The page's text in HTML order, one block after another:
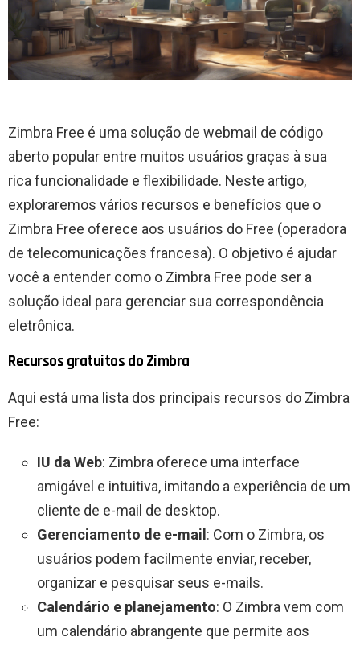
Zimbra Free é uma solução de webmail de código
aberto popular entre muitos usuários graças à sua
rica funcionalidade e flexibilidade. Neste artigo,
exploraremos vários recursos e benefícios que o
Zimbra Free oferece aos usuários do Free (operadora
de telecomunicações francesa). O objetivo é ajudar
você a entender como o Zimbra Free pode ser a
solução ideal para gerenciar sua correspondência
eletrônica.
Recursos gratuitos do Zimbra
Aqui está uma lista dos principais recursos do Zimbra
Free:
IU da Web: Zimbra oferece uma interface
amigável e intuitiva, imitando a experiência de um
cliente de e-mail de desktop.
Gerenciamento de e-mail: Com o Zimbra, os
usuários podem facilmente enviar, receber,
organizar e pesquisar seus e-mails.
Calendário e planejamento: O Zimbra vem com
um calendário abrangente que permite aos